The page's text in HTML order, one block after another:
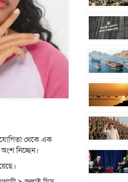
থেকে এক
নিচ্ছেন।